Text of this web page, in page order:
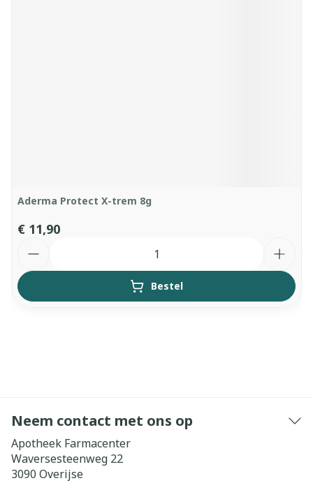
Aderma Protect X-trem 8g
€ 11,90
Bestel
Neem contact met ons op
Apotheek Farmacenter
Waversesteenweg 22
3090 Overijse